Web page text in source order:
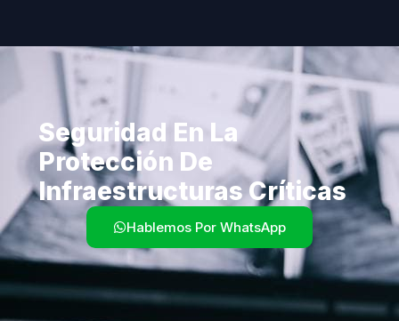
Seguridad En La
Protección De
Infraestructuras Críticas
Hablemos Por WhatsApp